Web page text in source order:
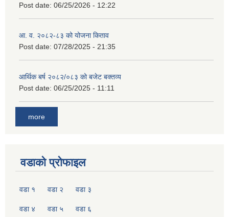
Post date: 06/25/2026 - 12:22
आ. व. २०८२-८३ को योजना किताव
Post date: 07/28/2025 - 21:35
आर्थिक बर्ष २०८२/०८३ को बजेट बक्तव्य
Post date: 06/25/2025 - 11:11
more
वडाको प्रोफाइल
वडा १ वडा २ वडा ३
वडा ४ वडा ५ वडा ६